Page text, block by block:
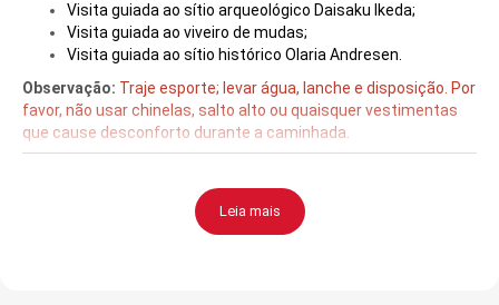
Visita guiada ao sítio arqueológico Daisaku Ikeda;
Visita guiada ao viveiro de mudas;
Visita guiada ao sítio histórico Olaria Andresen.
Observação: Traje esporte; levar água, lanche e disposição. Por
favor, não usar chinelas, salto alto ou quaisquer vestimentas
que cause desconforto durante a caminhada.
Leia mais